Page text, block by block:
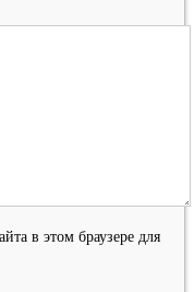
в этом браузере для